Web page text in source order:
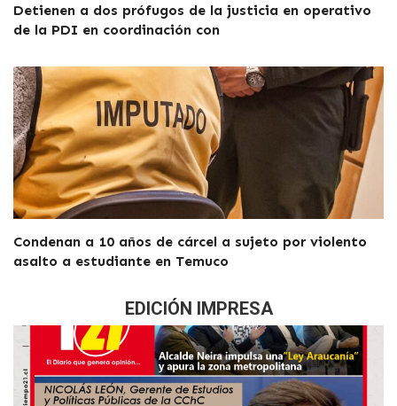
Detienen a dos prófugos de la justicia en operativo
de la PDI en coordinación con
Condenan a 10 años de cárcel a sujeto por violento
asalto a estudiante en Temuco
EDICIÓN IMPRESA